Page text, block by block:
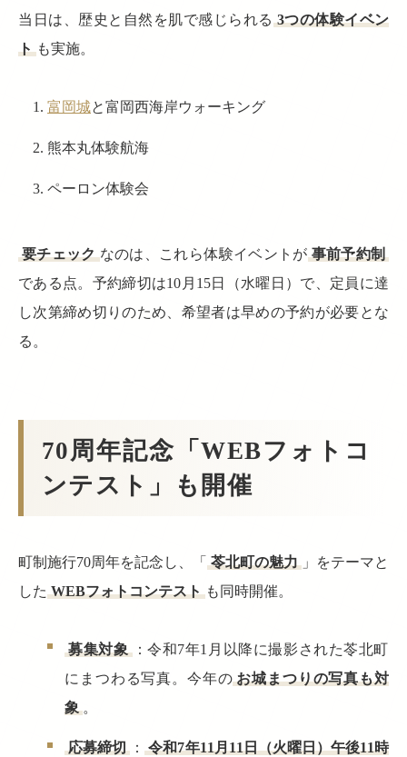
当日は、歴史と自然を肌で感じられる 3つの体験イベン
ト も実施。
富岡城と富岡西海岸ウォーキング
熊本丸体験航海
ペーロン体験会
要チェック なのは、これら体験イベントが 事前予約制
である点。予約締切は10月15日（水曜日）で、定員に達
し次第締め切りのため、希望者は早めの予約が必要とな
る。
70周年記念「WEBフォトコ
ンテスト」も開催
町制施行70周年を記念し、「 苓北町の魅力 」をテーマと
した WEBフォトコンテスト も同時開催。
募集対象 ：令和7年1月以降に撮影された苓北町
にまつわる写真。今年の お城まつりの写真も対
象 。
応募締切 ： 令和7年11月11日（火曜日）午後11時